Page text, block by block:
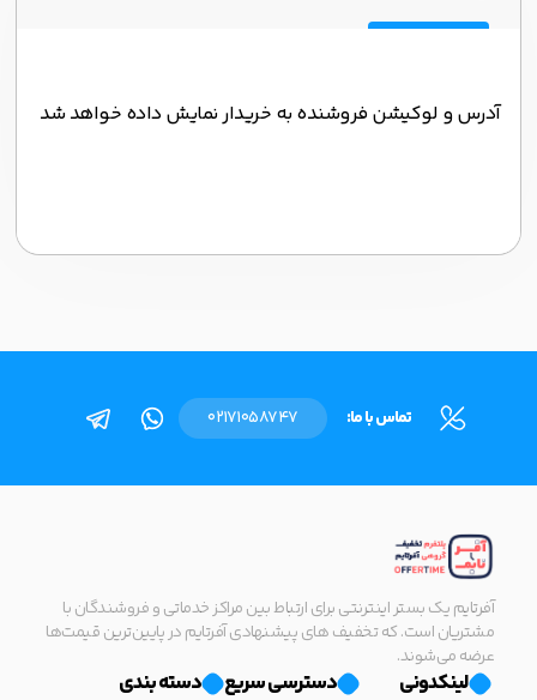
آدرس و لوکیشن فروشنده به خریدار نمایش داده خواهد شد
تماس با ما: 02171058747
آفرتایم یک بستر اینترنتی برای ارتباط بین مراکز خدماتی و فروشندگان با
مشتریان است. که تخفیف های پیشنهادی آفرتایم در پایین‌ترین قیمت‌ها
عرضه می‌شوند.
لینکدونی دسترسی سریع دسته بندی